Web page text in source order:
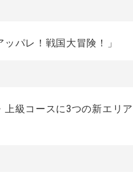
パレ！戦国大冒険！」
級コースに3つの新エリ